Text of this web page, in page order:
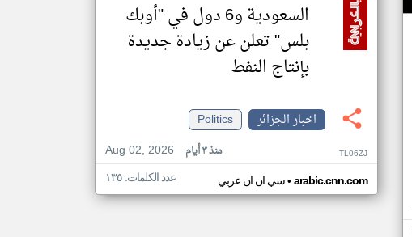
السعودية و6 دول في "أوبك
بلس" تعلن عن زيادة جديدة
بإنتاج النفط
اخبار الجزائر
Politics
Aug 02, 2026
منذ ٣ أيام TL06ZJ
سي ان ان عربي• arabic.cnn.com عدد الكلمات: ١٣٥